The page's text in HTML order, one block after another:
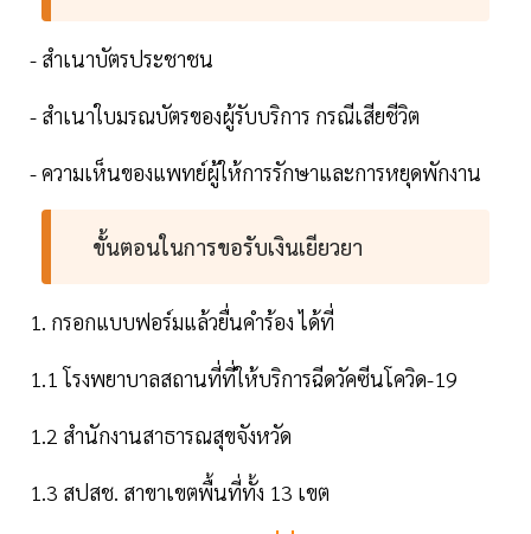
- สำเนาบัตรประชาชน
- สำเนาใบมรณบัตรของผู้รับบริการ กรณีเสียชีวิต
- ความเห็นของแพทย์ผู้ให้การรักษาและการหยุดพักงาน
ขั้นตอนในการขอรับเงินเยียวยา
1. กรอกแบบฟอร์มแล้วยื่นคำร้อง ได้ที่
1.1 โรงพยาบาลสถานที่ที่ให้บริการฉีดวัคซีนโควิด-19
1.2 สำนักงานสาธารณสุขจังหวัด
1.3 สปสช. สาขาเขตพื้นที่ทั้ง 13 เขต